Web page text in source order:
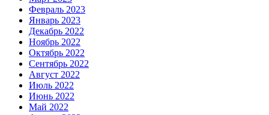
Февраль 2023
Январь 2023
Декабрь 2022
Ноябрь 2022
Октябрь 2022
Сентябрь 2022
Август 2022
Июль 2022
Июнь 2022
Май 2022